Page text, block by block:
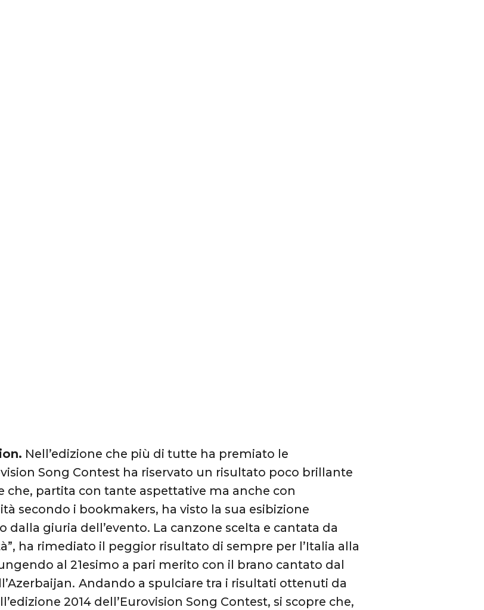
Nell’edizione che più di tutte ha premiato le
Song Contest ha riservato un risultato poco brillante
che, partita con tante aspettative ma anche con
secondo i bookmakers, ha visto la sua esibizione
dalla giuria dell’evento. La canzone scelta e cantata da
ha rimediato il peggior risultato di sempre per l’Italia alla
al 21esimo a pari merito con il brano cantato dal
Andando a spulciare tra i risultati ottenuti da
2014 dell’Eurovision Song Contest, si scopre che,